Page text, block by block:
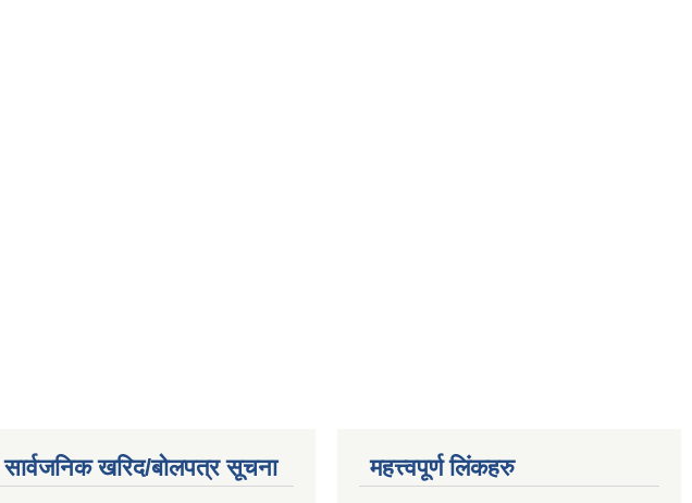
सार्वजनिक खरिद/बोलपत्र सूचना महत्त्वपूर्ण लिंकहरु